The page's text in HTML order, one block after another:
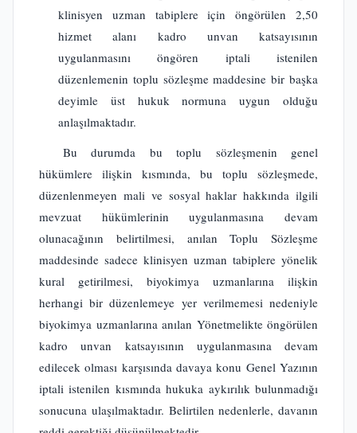
klinisyen uzman tabiplere için öngörülen 2,50
hizmet alanı kadro unvan katsayısının
uygulanmasını öngören iptali istenilen
düzenlemenin toplu sözleşme maddesine bir başka
deyimle üst hukuk normuna uygun olduğu
anlaşılmaktadır.
Bu durumda bu toplu sözleşmenin genel
hükümlere ilişkin kısmında, bu toplu sözleşmede,
düzenlenmeyen mali ve sosyal haklar hakkında ilgili
mevzuat hükümlerinin uygulanmasına devam
olunacağının belirtilmesi, anılan Toplu Sözleşme
maddesinde sadece klinisyen uzman tabiplere yönelik
kural getirilmesi, biyokimya uzmanlarına ilişkin
herhangi bir düzenlemeye yer verilmemesi nedeniyle
biyokimya uzmanlarına anılan Yönetmelikte öngörülen
kadro unvan katsayısının uygulanmasına devam
edilecek olması karşısında davaya konu Genel Yazının
iptali istenilen kısmında hukuka aykırılık bulunmadığı
sonucuna ulaşılmaktadır. Belirtilen nedenlerle, davanın